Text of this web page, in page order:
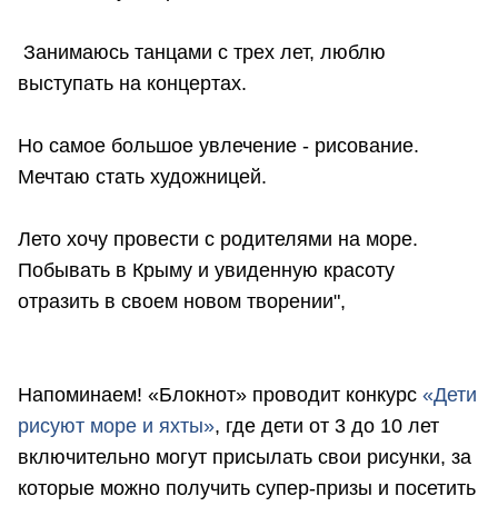
Занимаюсь танцами с трех лет, люблю
выступать на концертах.
Но самое большое увлечение - рисование.
Мечтаю стать художницей.
Лето хочу провести с родителями на море.
Побывать в Крыму и увиденную красоту
отразить в своем новом творении",
Напоминаем! «Блокнот» проводит конкурс «Дети
рисуют море и яхты», где дети от 3 до 10 лет
включительно могут присылать свои рисунки, за
которые можно получить супер-призы и посетить